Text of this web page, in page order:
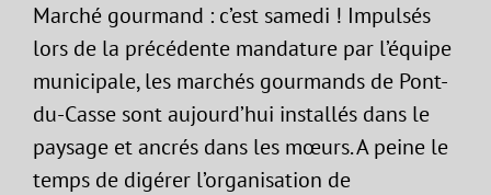
Marché gourmand : c’est samedi ! Impulsés
lors de la précédente mandature par l’équipe
municipale, les marchés gourmands de Pont-
du-Casse sont aujourd’hui installés dans le
paysage et ancrés dans les mœurs. A peine le
temps de digérer l’organisation de